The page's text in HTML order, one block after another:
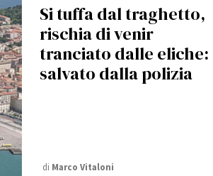
Si tuffa dal traghetto,
rischia di venir
tranciato dalle eliche:
salvato dalla polizia
di Marco Vitaloni